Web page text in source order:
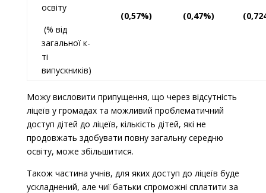
освіту
(% від
загальної к-
ті
випускників)
(0,57%)
(0,47%)
Можу висловити припущення, що через відсутність
ліцеїв у громадах та можливий проблематичний
доступ дітей до ліцеїв, кількість дітей, які не
продовжать здобувати повну загальну середню
освіту, може збільшитися.
Також частина учнів, для яких доступ до ліцеїв буде
ускладнений, але чиї батьки спроможні сплатити за